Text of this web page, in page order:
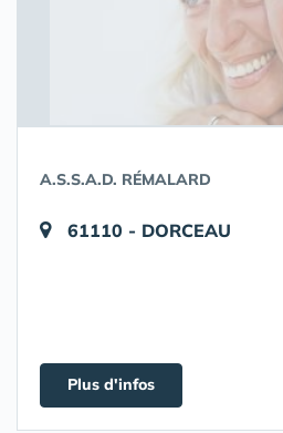
A.S.S.A.D. RÉMALARD
61110 - DORCEAU
Plus d'infos